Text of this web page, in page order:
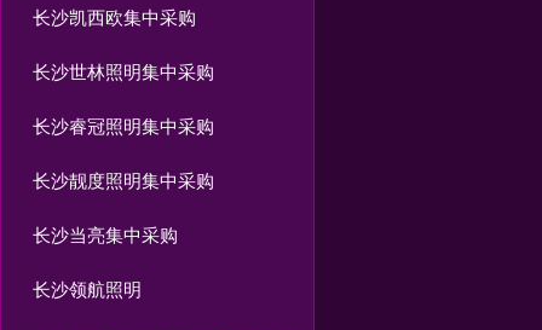
长沙凯西欧集中采购
长沙世林照明集中采购
长沙睿冠照明集中采购
长沙靓度照明集中采购
长沙当亮集中采购
长沙领航照明